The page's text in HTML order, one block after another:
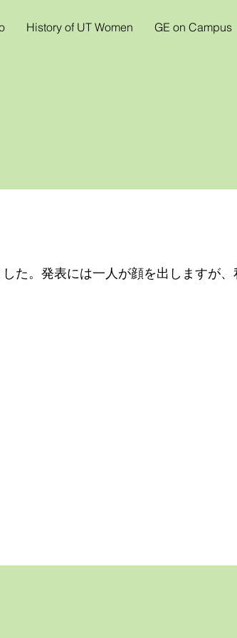
History of UT Women GE on Campus
た。発表には一人が顔を出しますが、